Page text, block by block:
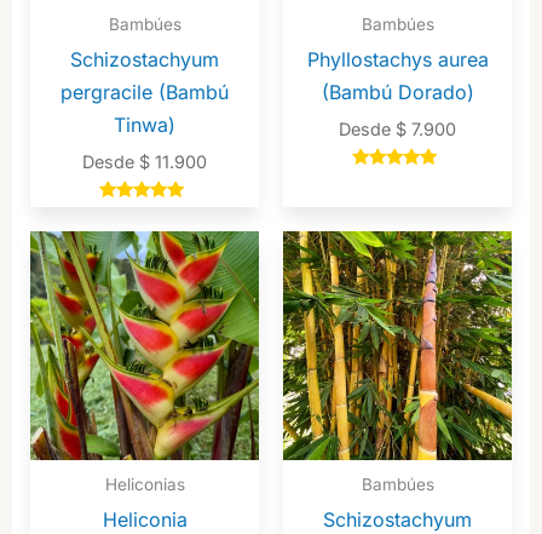
Bambúes
Schizostachyum
pergracile (Bambú
Tinwa)
Desde $ 11.900
5.00
de 5
Bambúes
Phyllostachys aurea
(Bambú Dorado)
Desde $ 7.900
Heliconias
Heliconia
Bambúes
Schizostachyum